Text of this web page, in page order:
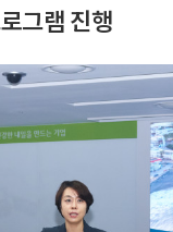
그램 진행